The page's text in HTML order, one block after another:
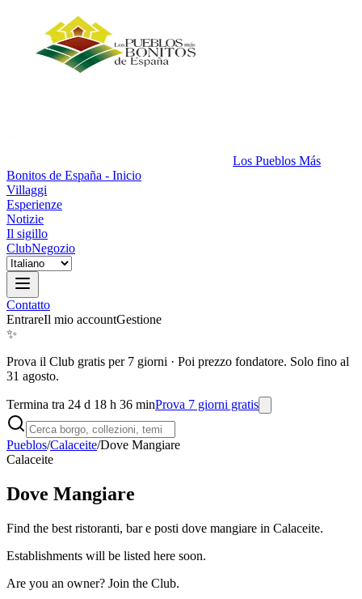
Los Pueblos Más
Bonitos de España - Inicio
Villaggi
Esperienze
Notizie
Il sigillo
ClubNegozio
Contatto
EntrareIl mio accountGestione
✨
Prova il Club gratis per 7 giorni · Poi prezzo fondatore. Solo fino al
31 agosto.
Termina tra 24 d 18 h 36 minProva 7 giorni gratis
Pueblos/Calaceite/Dove Mangiare
Calaceite
Dove Mangiare
Find the best ristoranti, bar e posti dove mangiare in Calaceite.
Establishments will be listed here soon.
Are you an owner? Join the Club.